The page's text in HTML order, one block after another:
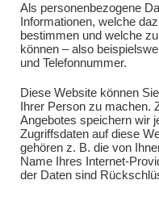
Als personenbezogene
Informationen, welche
bestimmen und welche
können – also
und Telefonnummer.
Diese Website können
Ihrer Person zu machen.
Angebotes speichern wir
Zugriffsdaten auf diese
gehören z. B. die von
Name Ihres Internet-
der Daten sind